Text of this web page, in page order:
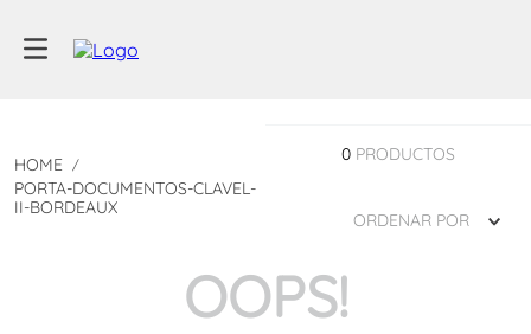
PORTA-DOCUMENTOS-CLAVEL-
II-BORDEAUX
0 PRODUCTOS
ORDENAR POR
OOPS!